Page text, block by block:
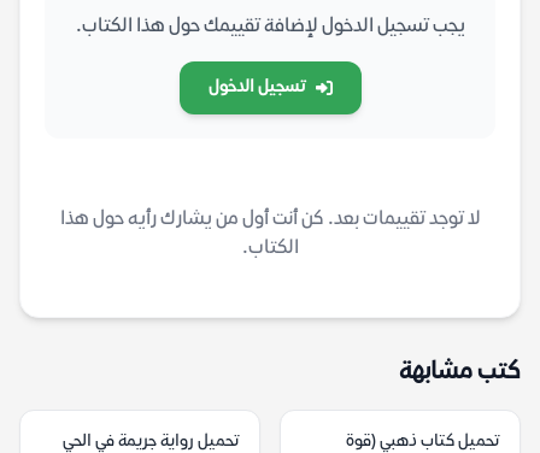
يجب تسجيل الدخول لإضافة تقييمك حول هذا الكتاب.
تسجيل الدخول
لا توجد تقييمات بعد. كن أنت أول من يشارك رأيه حول هذا
الكتاب.
كتب مشابهة
تحميل كتاب ذهبي (قوة
تحميل رواية جريمة في الحي